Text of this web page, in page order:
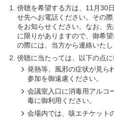
傍聴を希望する方は、11月30
せ先へお電話ください。その
をお知らせください。なお、
に限りがありますので、御希
の際には、当方から連絡いたし
傍聴に当たっては、以下の点に
発熱等、風邪の症状が見ら
参加を御遠慮ください。
会議室入口に消毒用アルコ
毒に御利用ください。
会場内では、咳エチケット